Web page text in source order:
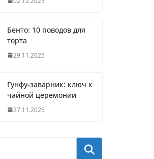
Бенто: 10 поводов для
торта
29.11.2025
Гунфу-заварник: ключ к
чайной церемонии
27.11.2025